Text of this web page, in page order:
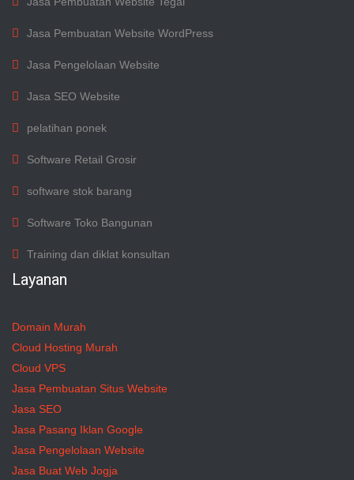
Jasa Pembuatan Website WordPress
Jasa Pengelolaan Website
Jasa SEO Website
pelatihan ponek
Software Retail Grosir
software stok barang
Software Toko Bangunan
Training dan diklat konsultan
Layanan
Domain Murah
Cloud Hosting Murah
Cloud VPS
Jasa Pembuatan Situs Website
Jasa SEO
Jasa Pasang Iklan Google
Jasa Pengelolaan Website
Jasa Buat Web Jogja